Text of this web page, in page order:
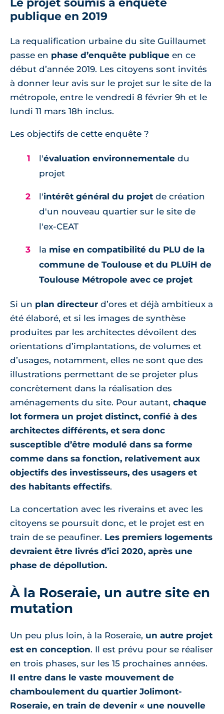
Le projet soumis à enquête
publique en 2019
La requalification urbaine du site Guillaumet
passe en phase d’enquête publique en ce
début d’année 2019. Les citoyens sont invités
à donner leur avis sur le projet sur le site de la
métropole, entre le vendredi 8 février 9h et le
lundi 11 mars 18h inclus.
Les objectifs de cette enquête ?
l'évaluation environnementale du
projet
l'intérêt général du projet de création
d'un nouveau quartier sur le site de
l'ex-CEAT
la mise en compatibilité du PLU de la
commune de Toulouse et du PLUiH de
Toulouse Métropole avec ce projet
Si un plan directeur d’ores et déjà ambitieux a
été élaboré, et si les images de synthèse
produites par les architectes dévoilent des
orientations d’implantations, de volumes et
d’usages, notamment, elles ne sont que des
illustrations permettant de se projeter plus
concrètement dans la réalisation des
aménagements du site. Pour autant, chaque
lot formera un projet distinct, confié à des
architectes différents, et sera donc
susceptible d’être modulé dans sa forme
comme dans sa fonction, relativement aux
objectifs des investisseurs, des usagers et
des habitants effectifs.
La concertation avec les riverains et avec les
citoyens se poursuit donc, et le projet est en
train de se peaufiner. Les premiers logements
devraient être livrés d’ici 2020, après une
phase de dépollution.
À la Roseraie, un autre site en
mutation
Un peu plus loin, à la Roseraie, un autre projet
est en conception. Il est prévu pour se réaliser
en trois phases, sur les 15 prochaines années.
Il entre dans le vaste mouvement de
chamboulement du quartier Jolimont-
Roseraie, en train de devenir « une nouvelle